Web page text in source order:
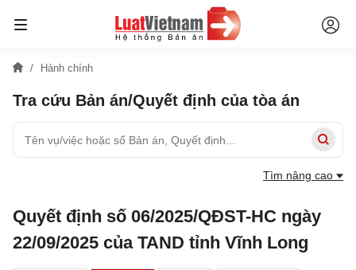
Hành chính
Tra cứu Bản án/Quyết định của tòa án
Tìm nâng cao
Quyết định số 06/2025/QĐST-HC ngày
22/09/2025 của TAND tỉnh Vĩnh Long